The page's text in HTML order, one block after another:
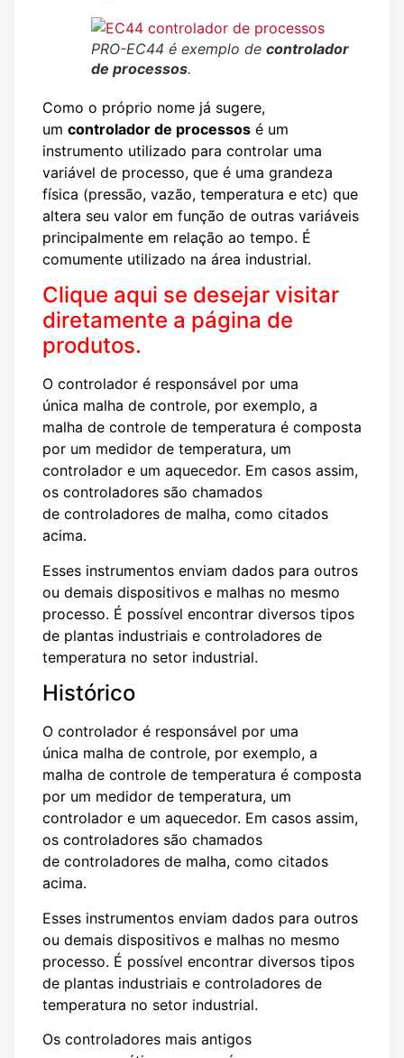
PRO-EC44 é exemplo de controlador
de processos.
Como o próprio nome já sugere,
um controlador de processos é um
instrumento utilizado para controlar uma
variável de processo, que é uma grandeza
física (pressão, vazão, temperatura e etc) que
altera seu valor em função de outras variáveis
principalmente em relação ao tempo. É
comumente utilizado na área industrial.
Clique aqui se desejar visitar
diretamente a página de
produtos.
O controlador é responsável por uma
única malha de controle, por exemplo, a
malha de controle de temperatura é composta
por um medidor de temperatura, um
controlador e um aquecedor. Em casos assim,
os controladores são chamados
de controladores de malha, como citados
acima.
Esses instrumentos enviam dados para outros
ou demais dispositivos e malhas no mesmo
processo. É possível encontrar diversos tipos
de plantas industriais e controladores de
temperatura no setor industrial.
Histórico
O controlador é responsável por uma
única malha de controle, por exemplo, a
malha de controle de temperatura é composta
por um medidor de temperatura, um
controlador e um aquecedor. Em casos assim,
os controladores são chamados
de controladores de malha, como citados
acima.
Esses instrumentos enviam dados para outros
ou demais dispositivos e malhas no mesmo
processo. É possível encontrar diversos tipos
de plantas industriais e controladores de
temperatura no setor industrial.
Os controladores mais antigos